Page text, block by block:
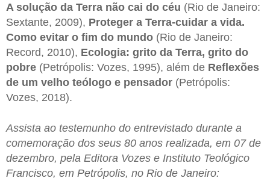
A solução da Terra não cai do céu (Rio de Janeiro:
Sextante, 2009), Proteger a Terra-cuidar a vida.
Como evitar o fim do mundo (Rio de Janeiro:
Record, 2010), Ecologia: grito da Terra, grito do
pobre (Petrópolis: Vozes, 1995), além de Reflexões
de um velho teólogo e pensador (Petrópolis:
Vozes, 2018).
Assista ao testemunho do entrevistado durante a
comemoração dos seus 80 anos realizada, em 07 de
dezembro, pela Editora Vozes e Instituto Teológico
Francisco, em Petrópolis, no Rio de Janeiro: